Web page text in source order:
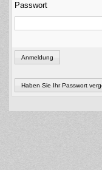
Passwort
Anmeldung
Haben Sie Ihr Passwort